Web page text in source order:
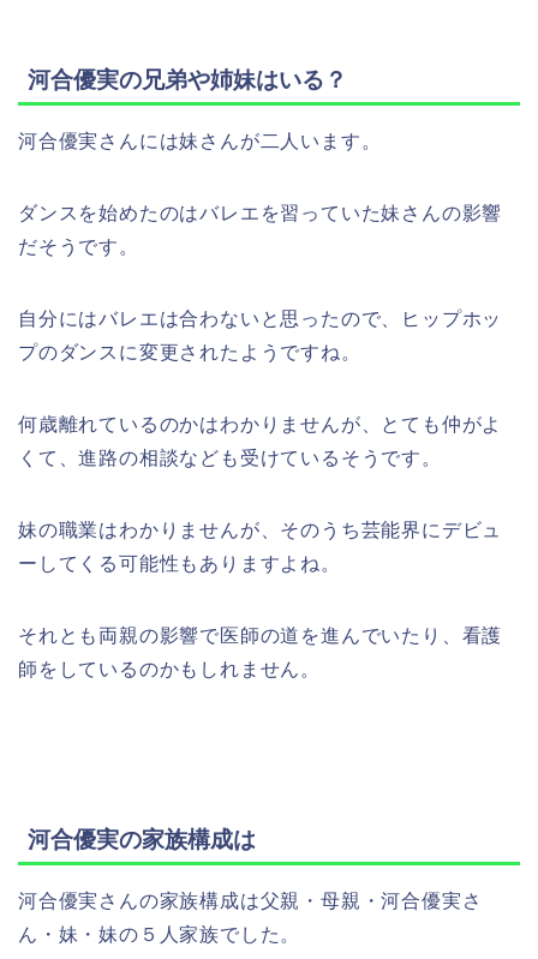
河合優実の兄弟や姉妹はいる？
河合優実さんには妹さんが二人います。
ダンスを始めたのはバレエを習っていた妹さんの影響
だそうです。
自分にはバレエは合わないと思ったので、ヒップホッ
プのダンスに変更されたようですね。
何歳離れているのかはわかりませんが、とても仲がよ
くて、進路の相談なども受けているそうです。
妹の職業はわかりませんが、そのうち芸能界にデビュ
ーしてくる可能性もありますよね。
それとも両親の影響で医師の道を進んでいたり、看護
師をしているのかもしれません。
河合優実の家族構成は
河合優実さんの家族構成は父親・母親・河合優実さ
ん・妹・妹の５人家族でした。